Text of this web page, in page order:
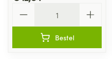
Bestel